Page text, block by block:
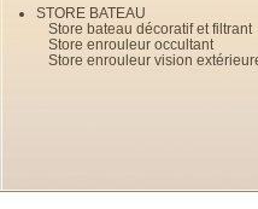
STORE BATEAU
Store bateau décoratif et filtrant
Store enrouleur occultant
Store enrouleur vision